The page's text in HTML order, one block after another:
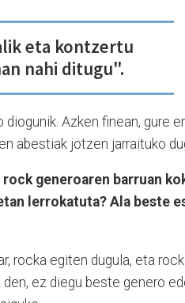
eta kontzertu
nahi ditugu".
diogunik. Azken finean, gure
abestiak jotzen jarraituko
rock generoaren barruan
lerrokatuta? Ala beste
rocka egiten dugula, eta
den, ez diegu beste genero